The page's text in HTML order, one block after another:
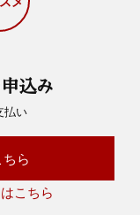
込み
払い
ら
こちら